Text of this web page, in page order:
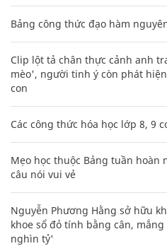
Bảng công thức đạo hàm
Clip lột tả chân thực cảnh anh
mèo', người tinh ý còn phát
con
Các công thức hóa học lớp 8, 9
Mẹo học thuộc Bảng tuần hoàn
câu nói vui vẻ
Nguyễn Phương Hằng sở hữu
khoe sổ đỏ tính bằng cân,
nghìn tỷ'